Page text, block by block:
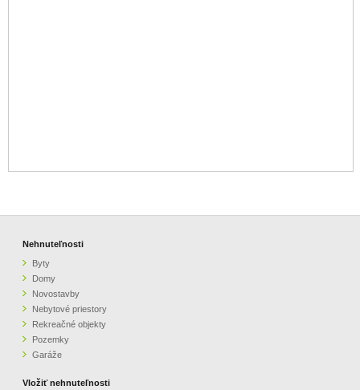
Nehnuteľnosti
Byty
Domy
Novostavby
Nebytové priestory
Rekreačné objekty
Pozemky
Garáže
Vložiť nehnuteľnosti